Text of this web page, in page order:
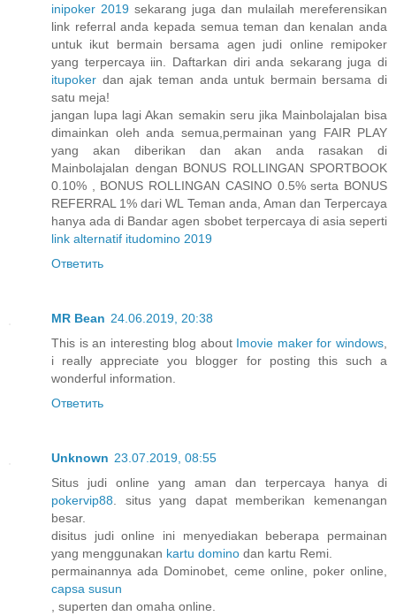
inipoker 2019 sekarang juga dan mulailah mereferensikan
link referral anda kepada semua teman dan kenalan anda
untuk ikut bermain bersama agen judi online remipoker
yang terpercaya iin. Daftarkan diri anda sekarang juga di
itupoker dan ajak teman anda untuk bermain bersama di
satu meja!
jangan lupa lagi Akan semakin seru jika Mainbolajalan bisa
dimainkan oleh anda semua,permainan yang FAIR PLAY
yang akan diberikan dan akan anda rasakan di
Mainbolajalan dengan BONUS ROLLINGAN SPORTBOOK
0.10% , BONUS ROLLINGAN CASINO 0.5% serta BONUS
REFERRAL 1% dari WL Teman anda, Aman dan Terpercaya
hanya ada di Bandar agen sbobet terpercaya di asia seperti
link alternatif itudomino 2019
Ответить
MR Bean 24.06.2019, 20:38
This is an interesting blog about Imovie maker for windows
i really appreciate you blogger for posting this such a
wonderful information.
Ответить
Unknown 23.07.2019, 08:55
Situs judi online yang aman dan terpercaya hanya di
pokervip88 . situs yang dapat memberikan kemenangan
besar.
disitus judi online ini menyediakan beberapa permainan
yang menggunakan kartu domino dan kartu Remi.
permainannya ada Dominobet, ceme online, poker online,
capsa susun
, superten dan omaha online.